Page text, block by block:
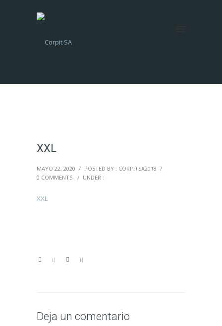
XXL
MAYO 22, 2020 / POSTED BY : CORPITSA2018 /
0 COMMENTS
/ UNDER :
XXL
Deja un comentario